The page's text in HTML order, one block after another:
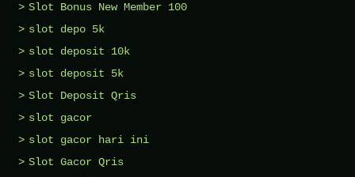
Slot Bonus New Member 100
slot depo 5k
slot deposit 10k
slot deposit 5k
Slot Deposit Qris
slot gacor
slot gacor hari ini
Slot Gacor Qris